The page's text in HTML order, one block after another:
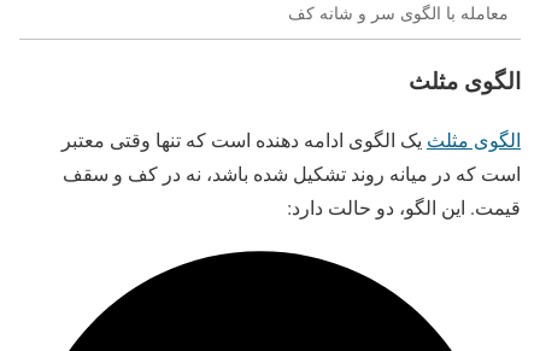
معامله با الگوی سر و شانه کف
الگوی مثلث
الگوی مثلث یک الگوی ادامه دهنده است که تنها وقتی معتبر
است که در میانه روند تشکیل شده باشد، نه در کف و سقف
قیمت. این الگو، دو حالت دارد: